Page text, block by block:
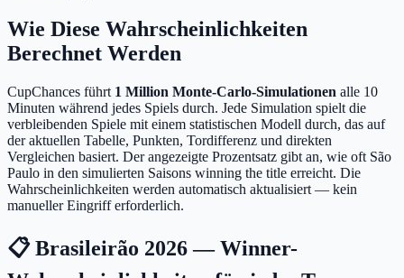
Wie Diese Wahrscheinlichkeiten
Berechnet Werden
CupChances führt 1 Million Monte-Carlo-Simulationen alle 10
Minuten während jedes Spiels durch. Jede Simulation spielt die
verbleibenden Spiele mit einem statistischen Modell durch, das auf
der aktuellen Tabelle, Punkten, Tordifferenz und direkten
Vergleichen basiert. Der angezeigte Prozentsatz gibt an, wie oft São
Paulo in den simulierten Saisons winning the title erreicht. Die
Wahrscheinlichkeiten werden automatisch aktualisiert — kein
manueller Eingriff erforderlich.
📋 Brasileirão 2026 — Winner-